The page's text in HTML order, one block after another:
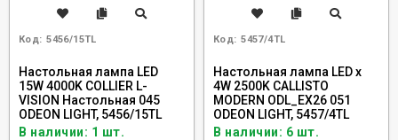
Код: 5456/15TL
Настольная лампа LED
15W 4000K COLLIER L-
VISION Настольная 045
ODEON LIGHT, 5456/15TL
В наличии: 1 шт.
Код: 5457/4TL
Настольная лампа LED x
4W 2500K CALLISTO
MODERN ODL_EX26 051
ODEON LIGHT, 5457/4TL
В наличии: 6 шт.